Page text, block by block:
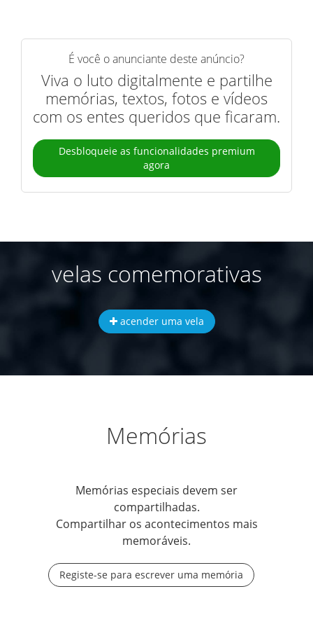
É você o anunciante deste anúncio?
Viva o luto digitalmente e partilhe
memórias, textos, fotos e vídeos
com os entes queridos que ficaram.
Desbloqueie as funcionalidades premium
agora
velas comemorativas
acender uma vela
Memórias
Memórias especiais devem ser
compartilhadas.
Compartilhar os acontecimentos mais
memoráveis.
Registe-se para escrever uma memória